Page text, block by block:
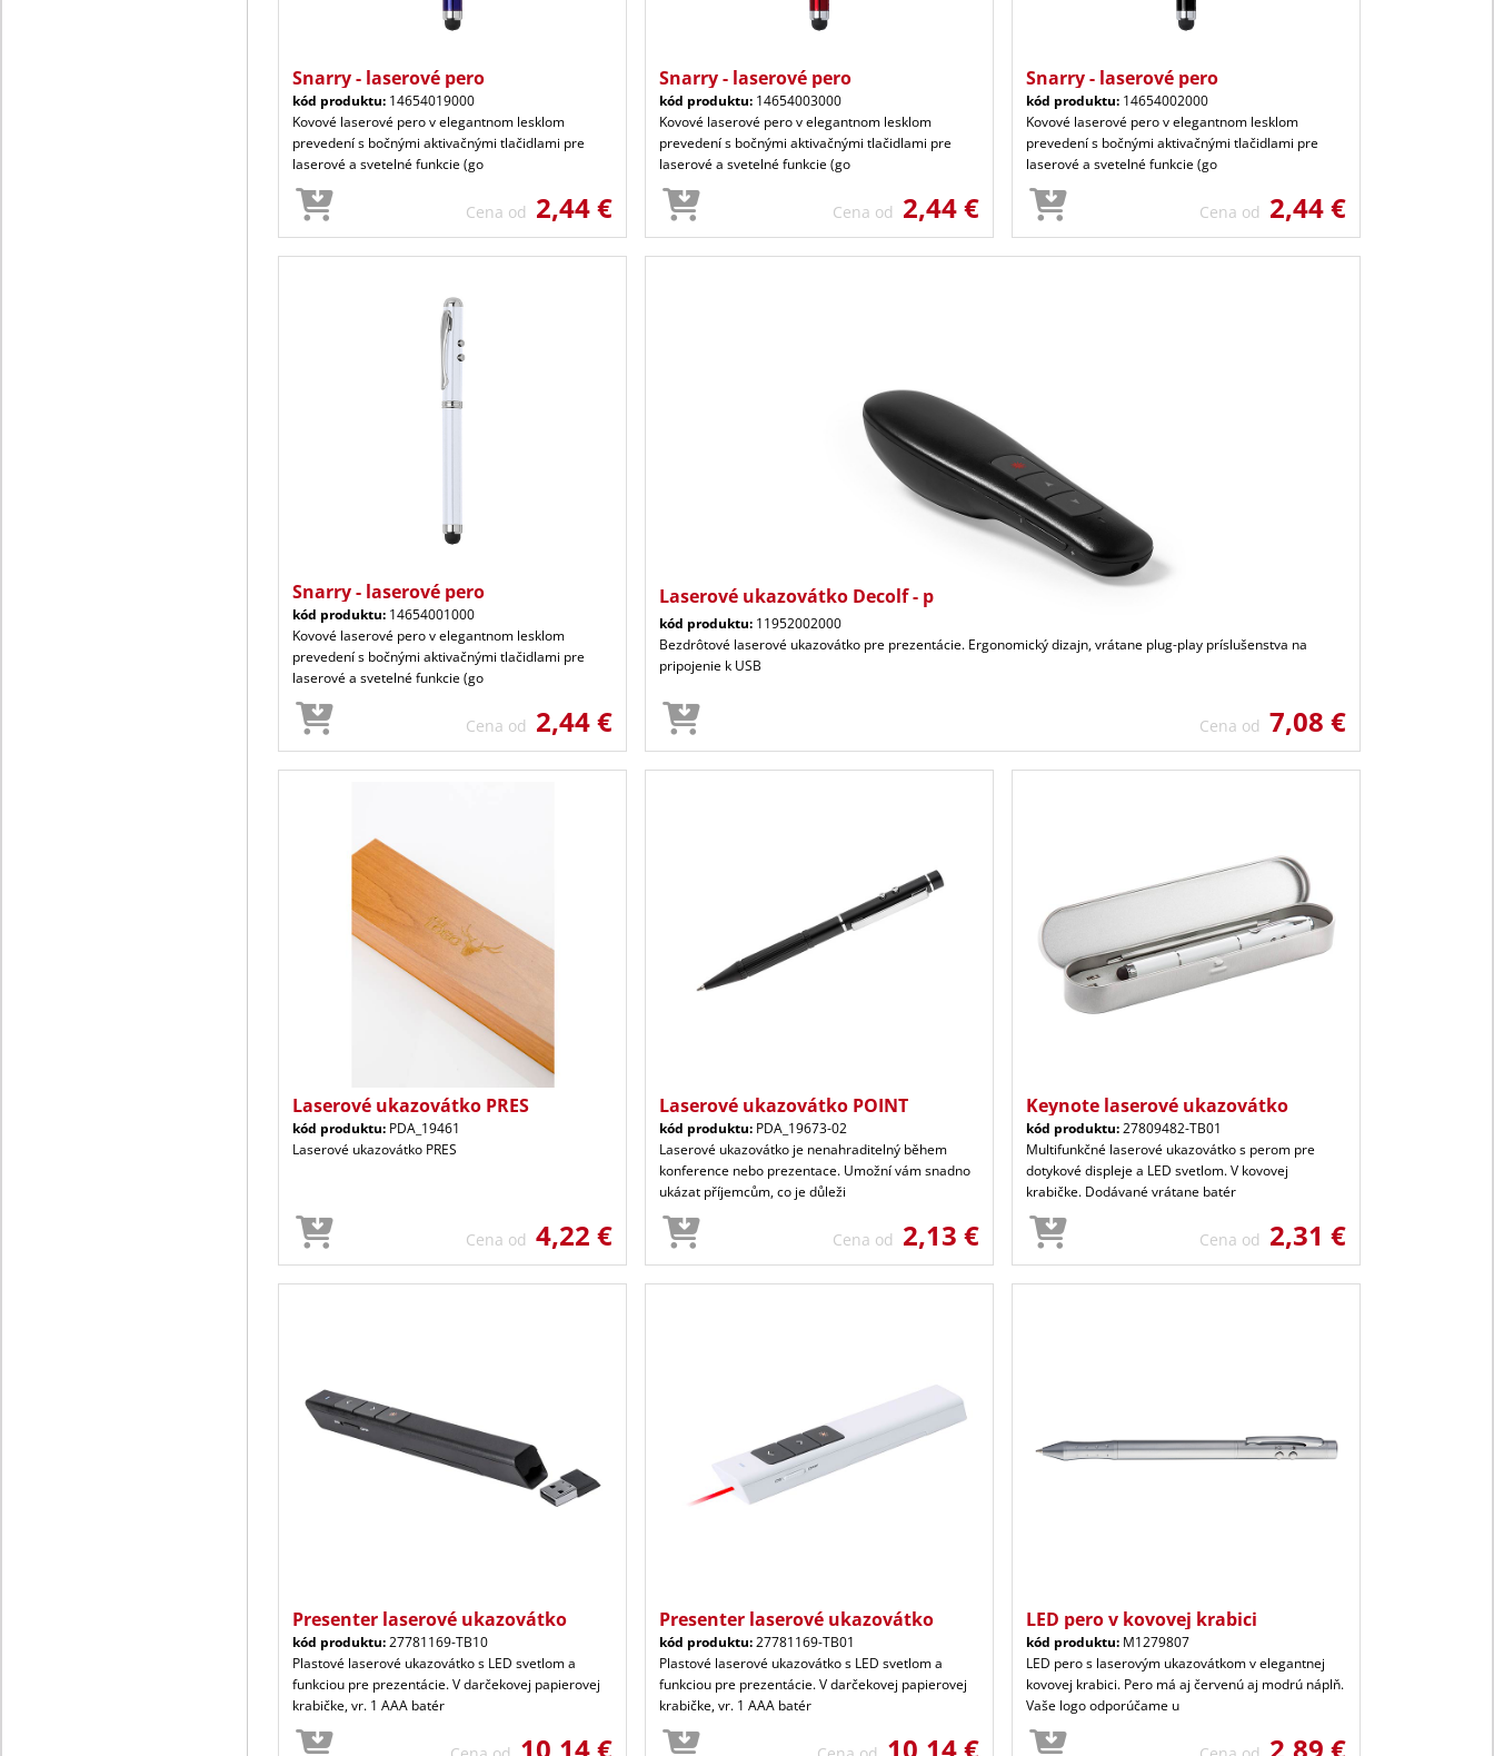
Snarry - laserové pero
kód produktu: 14654019000
Kovové laserové pero v elegantnom lesklom
prevedení s bočnými aktivačnými tlačidlami pre
laserové a svetelné funkcie (go
Cena od 2,44 €
Snarry - laserové pero
kód produktu: 14654003000
Kovové laserové pero v elegantnom lesklom
prevedení s bočnými aktivačnými tlačidlami pre
laserové a svetelné funkcie (go
Cena od 2,44 €
Snarry - laserové pero
kód produktu: 14654002000
Kovové laserové pero v elegantnom lesklom
prevedení s bočnými aktivačnými tlačidlami pre
laserové a svetelné funkcie (go
Cena od 2,44 €
Snarry - laserové pero
kód produktu: 14654001000
Kovové laserové pero v elegantnom lesklom
prevedení s bočnými aktivačnými tlačidlami pre
laserové a svetelné funkcie (go
Cena od 2,44 €
Laserové ukazovátko Decolf - p
kód produktu: 11952002000
Bezdrôtové laserové ukazovátko pre prezentácie. Ergonomický dizajn, vrátane plug-play príslušenstva na
pripojenie k USB
Cena od 7,08 €
Laserové ukazovátko PRES
kód produktu: PDA_19461
Laserové ukazovátko PRES
Cena od 4,22 €
Laserové ukazovátko POINT
kód produktu: PDA_19673-02
Laserové ukazovátko je nenahraditelný během
konference nebo prezentace. Umožní vám snadno
ukázat příjemcům, co je důleži
Cena od 2,13 €
Keynote laserové ukazovátko
kód produktu:27809482-TB01
Multifunkčné laserové ukazovátko s perom pre
dotykové displeje a LED svetlom. V kovovej
krabičke. Dodávané vrátane batér
Cena od 2,31 €
Presenter laserové ukazovátko
kód produktu:27781169-TB10
Plastové laserové ukazovátko s LED svetlom a
funkciou pre prezentácie. V darčekovej papierovej
krabičke, vr. 1 AAA batér
Presenter laserové ukazovátko
kód produktu:27781169-TB01
Plastové laserové ukazovátko s LED svetlom a
funkciou pre prezentácie. V darčekovej papierovej
krabičke, vr. 1 AAA batér
LED pero v kovovej krabici
kód produktu: M1279807
LED pero s laserovým ukazovátkom v elegantnej
kovovej krabici. Pero má aj červenú aj modrú náplň.
Vaše logo odporúčame u